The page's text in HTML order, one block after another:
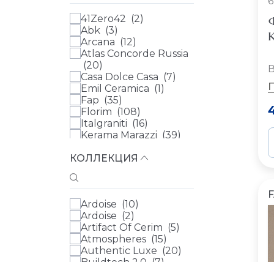
41Zero42 (2)
Abk (3)
Arcana (12)
Atlas Concorde Russia
(20)
Casa Dolce Casa (7)
Emil Ceramica (1 )
Fap (35)
Florim (108)
Italgraniti (16)
Kerama Marazzi (39)
Mirage (1)
Италон (53)
Adex (0 )
Aparici (0)
Ariana Ceramica (
Atlas Concorde (0)
КОЛЛЕКЦИЯ
Ardoise (10)
Ardoise (2)
Artifact Of Cerim (5)
Atmospheres (15)
Authentic Luxe (20)